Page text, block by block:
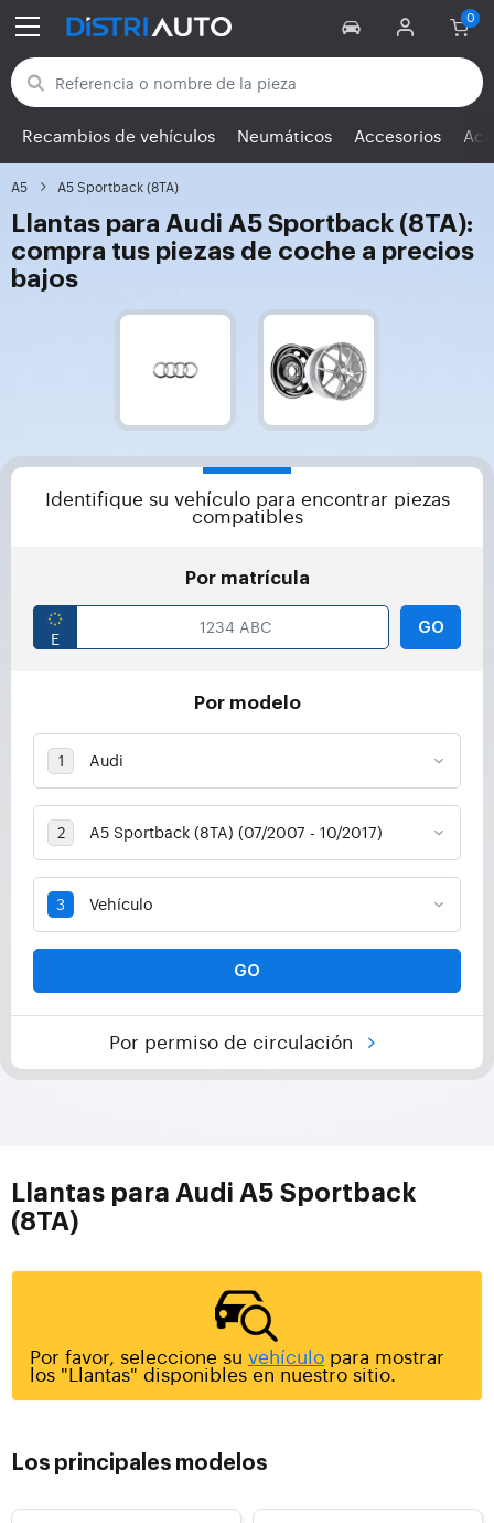
Volver a las categorías
Recambios de vehículos Neumáticos Accesorios
A5 A5 Sportback (8TA)
Llantas para Audi A5 Sportback (8TA):
compra tus piezas de coche a precios
bajos
Identifique su vehículo para encontrar piezas
compatibles
Por matrícula
GO
Por modelo
GO
Por permiso de circulación
Llantas para Audi A5 Sportback
(8TA)
Por favor, seleccione su vehículo para mostrar
los "Llantas" disponibles en nuestro sitio.
Los principales modelos